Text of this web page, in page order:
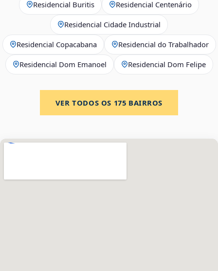
Residencial Buritis Residencial Centenário
Residencial Cidade Industrial
Residencial Copacabana Residencial do Trabalhador
Residencial Dom Emanoel Residencial Dom Felipe
VER TODOS OS 175 BAIRROS